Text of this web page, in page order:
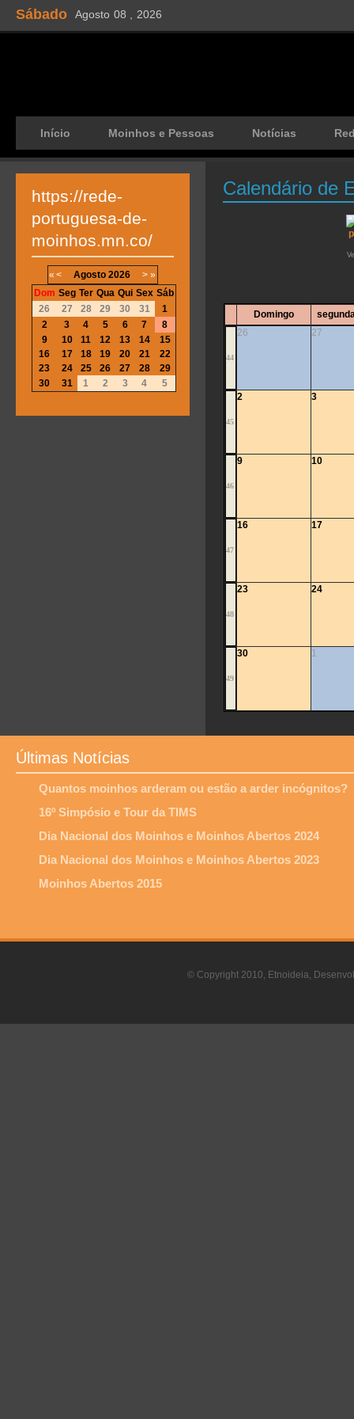
Sábado Agosto 08 , 2026
Início Moinhos e Pessoas Notícias
Calendário de
Domingo
44
26 27
45
2 3
46
9 10
47
16 17
48
23 24
49
30 1
https://rede-
portuguesa-de-
moinhos.mn.co/
« < Agosto 2026 > »
Dom Seg Ter Qua Qui Sex Sáb
26
27 28 29 30 31
1
2
3 4 5 6 7
8
9
10 11 12 13 14
15
16
17 18 19 20 21
22
23
24 25 26 27 28
29
30
31 1 2 3 4 5
Últimas Notícias
Quantos moinhos arderam ou estão a arder incógnitos?
16º Simpósio e Tour da TIMS
Dia Nacional dos Moinhos e Moinhos Abertos 2024
Dia Nacional dos Moinhos e Moinhos Abertos 2023
Moinhos Abertos 2015
© Copyright 2010, Etnoideia,